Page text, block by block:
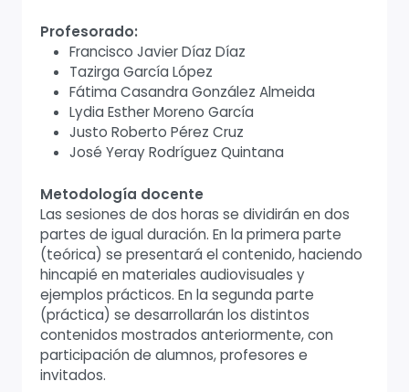
Profesorado:
Francisco Javier Díaz Díaz
Tazirga García López
Fátima Casandra González Almeida
Lydia Esther Moreno García
Justo Roberto Pérez Cruz
José Yeray Rodríguez Quintana
Metodología docente
Las sesiones de dos horas se dividirán en dos
partes de igual duración. En la primera parte
(teórica) se presentará el contenido, haciendo
hincapié en materiales audiovisuales y
ejemplos prácticos. En la segunda parte
(práctica) se desarrollarán los distintos
contenidos mostrados anteriormente, con
participación de alumnos, profesores e
invitados.